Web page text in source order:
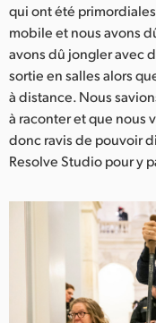
qui ont été
mobile et nous avons
avons dû jongler avec
sortie en salles alors
à distance. Nous
à raconter et que nous
donc ravis de pouvoir
Resolve Studio pour y